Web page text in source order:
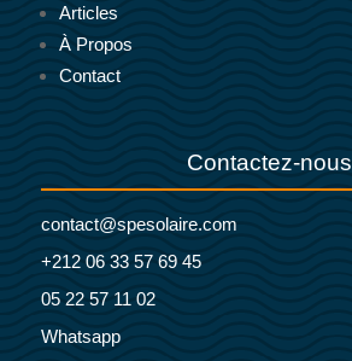
Articles
À Propos
Contact
Contactez-nous
contact@spesolaire.com
+212 06 33 57 69 45
05 22 57 11 02
Whatsapp